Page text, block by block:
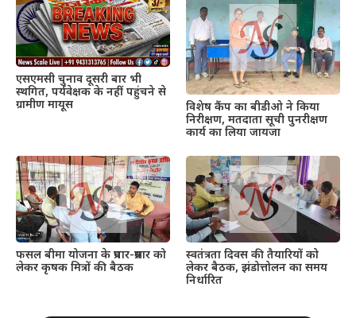
एसएमसी चुनाव दूसरी बार भी
स्थगित, पर्यवेक्षक के नहीं पहुंचने से
ग्रामीण मायूस
विशेष कैंप का बीडीओ ने किया
निरीक्षण, मतदाता सूची पुनरीक्षण
कार्य का लिया जायजा
फसल बीमा योजना के प्रचार-प्रसार को
लेकर कृषक मित्रों की बैठक
स्वतंत्रता दिवस की तैयारियों को
लेकर बैठक, झंडोत्तोलन का समय
निर्धारित